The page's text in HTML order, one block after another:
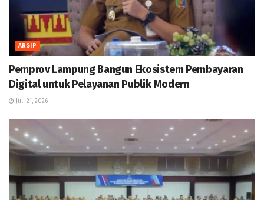
ARSIP
Pemprov Lampung Bangun Ekosistem Pembayaran
Digital untuk Pelayanan Publik Modern
Juli 21, 2026